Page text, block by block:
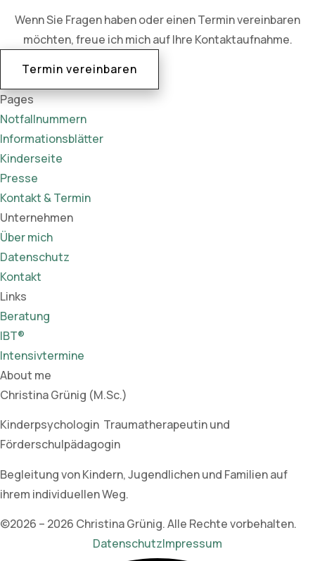
Wenn Sie Fragen haben oder einen Termin vereinbaren
möchten, freue ich mich auf Ihre Kontaktaufnahme.
Termin vereinbaren
Pages
Notfallnummern
Informationsblätter
Kinderseite
Presse
Kontakt & Termin
Unternehmen
Über mich
Datenschutz
Kontakt
Links
Beratung
IBT®
Intensivtermine
About me
Christina Grünig (M.Sc.)
Kinderpsychologin Traumatherapeutin und
Förderschulpädagogin
Begleitung von Kindern, Jugendlichen und Familien auf
ihrem individuellen Weg.
©2026 – 2026 Christina Grünig. Alle Rechte vorbehalten.
DatenschutzImpressum